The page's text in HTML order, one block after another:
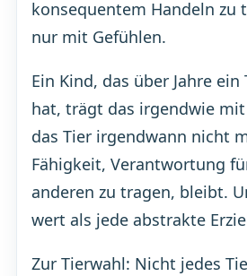
konsequentem Handeln zu
nur mit Gefühlen.
Ein Kind, das über Jahre
hat, trägt das irgendwie mit
das Tier irgendwann nicht
Fähigkeit, Verantwortung
anderen zu tragen, bleibt.
wert als jede abstrakte
Zur Tierwahl: Nicht jedes